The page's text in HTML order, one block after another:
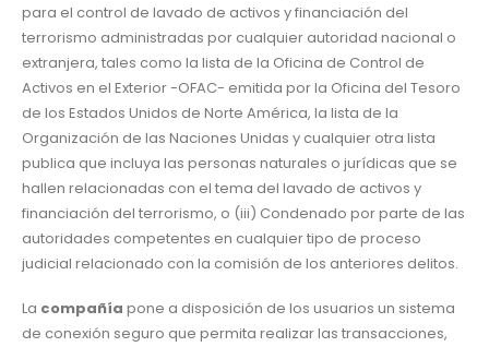
para el control de lavado de activos y financiación del
terrorismo administradas por cualquier autoridad nacional o
extranjera, tales como la lista de la Oficina de Control de
Activos en el Exterior -OFAC- emitida por la Oficina del Tesoro
de los Estados Unidos de Norte América, la lista de la
Organización de las Naciones Unidas y cualquier otra lista
publica que incluya las personas naturales o jurídicas que se
hallen relacionadas con el tema del lavado de activos y
financiación del terrorismo, o (iii) Condenado por parte de las
autoridades competentes en cualquier tipo de proceso
judicial relacionado con la comisión de los anteriores delitos.
La compañía pone a disposición de los usuarios un sistema
de conexión seguro que permita realizar las transacciones,